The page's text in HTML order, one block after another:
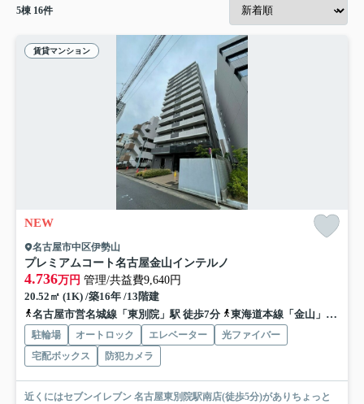
5棟 16件
賃貸マンション
NEW
名古屋市中区伊勢山
プレミアムコート名古屋金山インテルノ
4.736万円 管理/共益費9,640円
20.52㎡ (1K) /築16年 /13階建
名古屋市営名城線「東別院」駅 徒歩7分
東海道本線「金山」駅 徒歩12分
駐輪場 オートロック エレベーター
光ファイバー
宅配ボックス
防犯カメラ
近くにはセブンイレブン 名古屋東別院駅南店(徒歩5分)がありちょっと